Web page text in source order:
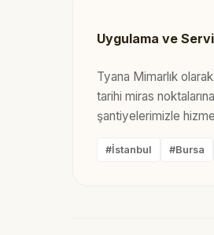
Uygulama ve
Tyana Mimarlık
tarihi miras
şantiyelerimizle
#İstanbul #Bursa